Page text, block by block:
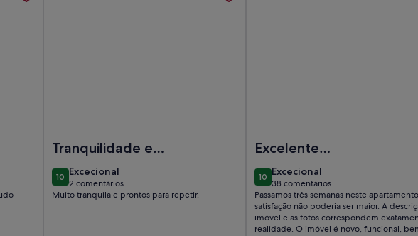
Tranquilidade e
espaço envolvente
1010 de 10
Excecional
excecional
2 comentários
(2
comentários)
Muito tranquila e prontos para repetir.
Excelente
apartamento na
melhor localização
do Parque das
Nações
1010 de 10
Excecional
excecional
38 comentários
(38
comentários)
Passamos três semanas neste
satisfação não poderia ser maior. A
imóvel e as fotos correspondem
realidade. O imóvel é novo, funcional,